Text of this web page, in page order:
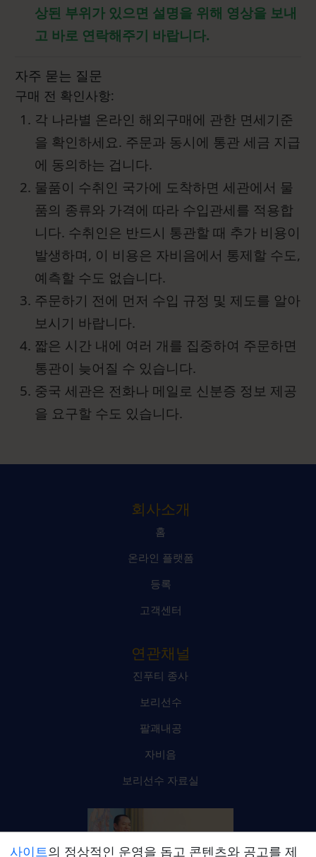
상된 부위가 있으면 설명을 위해 영상을 보내
고 바로 연락해주기 바랍니다.
자주 묻는 질문
구매 전 확인사항:
각 나라별 온라인 해외구매에 관한 면세기준
을 확인하세요. 주문과 동시에 통관 세금 지급
에 동의하는 겁니다.
물품이 수취인 국가에 도착하면 세관에서 물
품의 종류와 가격에 따라 수입관세를 적용합
니다. 수취인은 반드시 통관할 때 추가 비용이
발생하며, 이 비용은 자비음에서 통제할 수도,
예측할 수도 없습니다.
주문하기 전에 먼저 수입 규정 및 제도를 알아
보시기 바랍니다.
짧은 시간 내에 여러 개를 집중하여 주문하면
통관이 늦어질 수 있습니다.
중국 세관은 전화나 메일로 신분증 정보 제공
을 요구할 수도 있습니다.
회사소개
홈
온라인 플랫폼
등록
고객센터
연관채널
진푸티 종사
보리선수
팔괘내공
자비음
보리선수 자료실
사이트의 정상적인 운영을 돕고 콘텐츠와 공고를 제